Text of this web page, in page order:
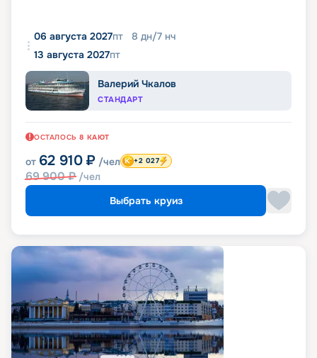
06 августа 2027пт 8 дн/7 нч
13 августа 2027пт
Валерий Чкалов
СТАНДАРТ
ОСТАЛОСЬ 8 КАЮТ
от 62 910 ₽ /чел
69 900₽ /чел
+2 027
Выбрать круиз